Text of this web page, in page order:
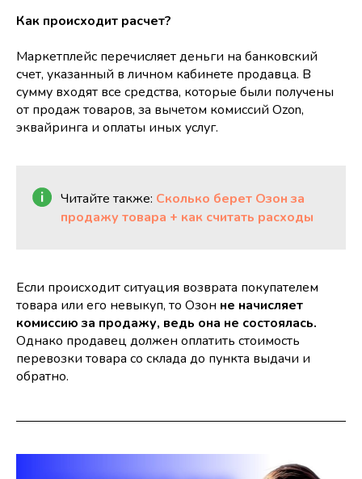
Как происходит расчет?
Маркетплейс перечисляет деньги на банковский
счет, указанный в личном кабинете продавца. В
сумму входят все средства, которые были получены
от продаж товаров, за вычетом комиссий Ozon,
эквайринга и оплаты иных услуг.
Читайте также: Сколько берет Озон за
продажу товара + как считать расходы
Если происходит ситуация возврата покупателем
товара или его невыкуп, то Озон не начисляет
комиссию за продажу, ведь она не состоялась.
Однако продавец должен оплатить стоимость
перевозки товара со склада до пункта выдачи и
обратно.